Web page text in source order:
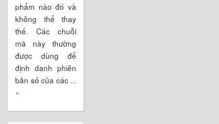
phẩm nào đó và
không thể thay
thế. Các chuỗi
mã này thường
được dùng để
định danh phiên
bản số của các ...
»